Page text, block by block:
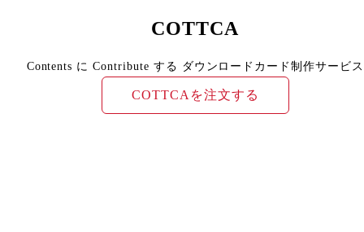
COTTCA
Contents に Contribute する ダウンロードカード制作サービス
COTTCAを注文する